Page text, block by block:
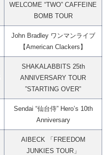
WELCOME “TWO” CAFFEINE
BOMB TOUR
John Bradley ワンマンライブ
【American Clackers】
SHAKALABBITS 25th
ANNIVERSARY TOUR
”STARTING OVER”
Sendai “仙台侍” Hero’s 10th
Anniversary
AIBECK 「FREEDOM
JUNKIES TOUR」